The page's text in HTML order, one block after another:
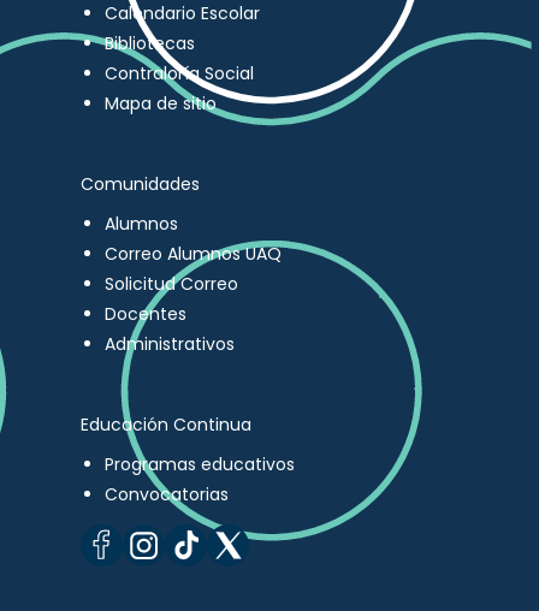
Calendario Escolar
Bibliotecas
Contraloría Social
Mapa de sitio
Comunidades
Alumnos
Correo Alumnos UAQ
Solicitud Correo
Docentes
Administrativos
Educación Continua
Programas educativos
Convocatorias